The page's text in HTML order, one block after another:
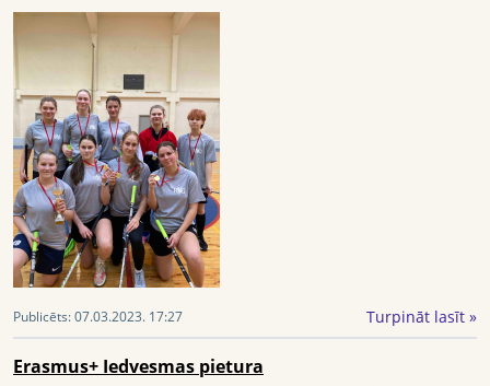
Publicēts:07.03.2023. 17:27 Turpināt lasīt »
Erasmus+ Iedvesmas pietura